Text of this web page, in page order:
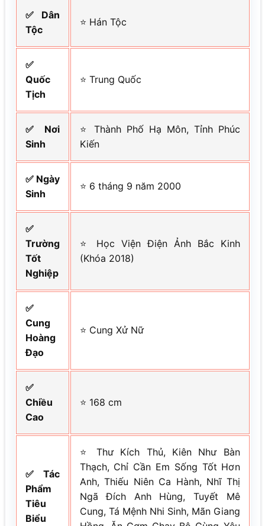
✅ Dân
Tộc
⭐ Hán Tộc
✅
Quốc
Tịch
⭐ Trung Quốc
✅ Nơi
Sinh
⭐ Thành Phố Hạ Môn, Tỉnh Phúc
Kiến
✅ Ngày
Sinh
⭐ 6 tháng 9 năm 2000
✅
Trường
Tốt
Nghiệp
⭐ Học Viện Điện Ảnh Bắc Kinh
(Khóa 2018)
✅
Cung
Hoàng
Đạo
⭐ Cung Xử Nữ
✅
Chiều
Cao
⭐ 168 cm
✅ Tác
Phẩm
Tiêu
Biểu
⭐ Thư Kích Thủ, Kiên Như Bàn
Thạch, Chỉ Cần Em Sống Tốt Hơn
Anh, Thiếu Niên Ca Hành, Nhĩ Thị
Ngã Đích Anh Hùng, Tuyết Mê
Cung, Tá Mệnh Nhi Sinh, Mãn Giang